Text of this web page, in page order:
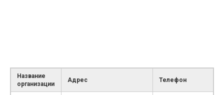
Название
организации
Адрес Телефон